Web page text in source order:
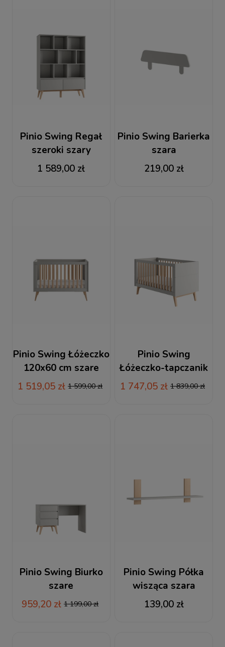
Pinio Swing Regał
szeroki szary
1 589,00 zł
Pinio Swing Barierka
szara
219,00 zł
Pinio Swing Łóżeczko
120x60 cm szare
1 519,05 zł 1 599,00 zł
Pinio Swing
Łóżeczko-tapczanik
140x70 cm szary
1 747,05 zł 1 839,00 zł
Pinio Swing Biurko
szare
959,20 zł 1 199,00 zł
Pinio Swing Półka
wisząca szara
139,00 zł